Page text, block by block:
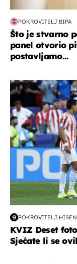
POKROVITELJ BIPA
Što je stvarno
panel otvorio
postavljamo...
svjetsko
POKROVITELJ
KVIZ Deset
Sjećate li se